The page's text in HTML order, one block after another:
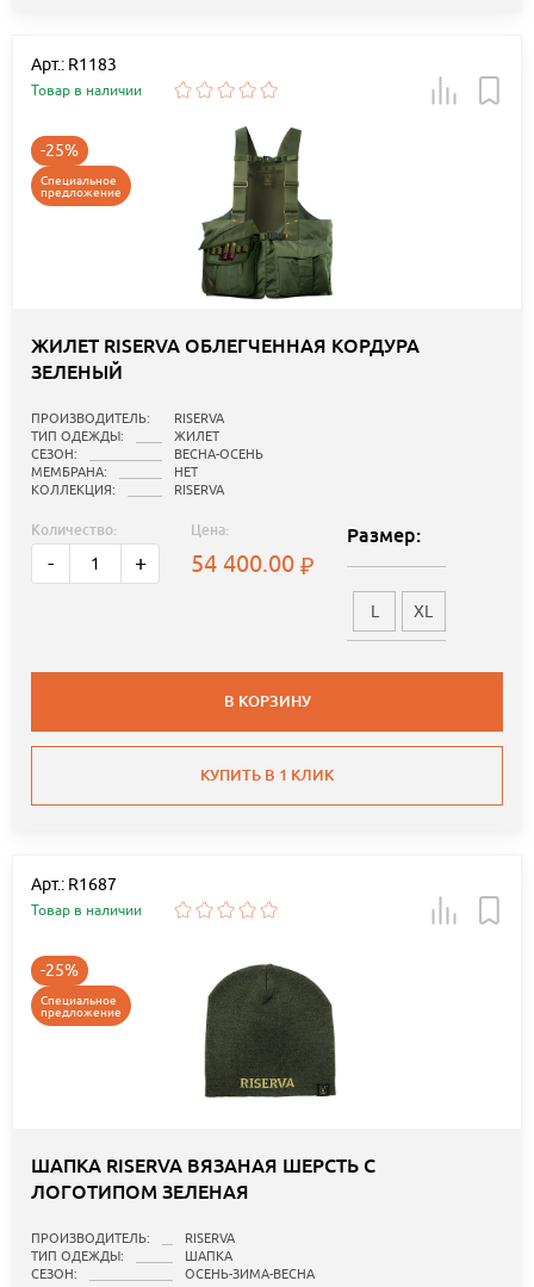
Арт.: R1183
Товар в наличии
-25%
Специальное
предложение
ЖИЛЕТ RISERVA ОБЛЕГЧЕННАЯ КОРДУРА
ЗЕЛЕНЫЙ
ПРОИЗВОДИТЕЛЬ:
RISERVA
ТИП ОДЕЖДЫ:
ЖИЛЕТ
СЕЗОН:
ВЕСНА-ОСЕНЬ
МЕМБРАНА:
НЕТ
КОЛЛЕКЦИЯ:
RISERVA
Количество:
- +
Цена:
54 400.00
Размер:
L XL
В КОРЗИНУ
КУПИТЬ В 1 КЛИК
Арт.: R1687
Товар в наличии
-25%
Специальное
предложение
ШАПКА RISERVA ВЯЗАНАЯ ШЕРСТЬ С
ЛОГОТИПОМ ЗЕЛЕНАЯ
ПРОИЗВОДИТЕЛЬ:
RISERVA
ТИП ОДЕЖДЫ:
ШАПКА
СЕЗОН:
ОСЕНЬ-ЗИМА-ВЕСНА